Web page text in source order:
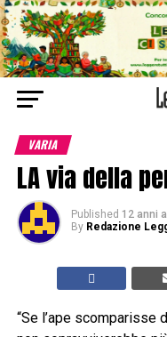
VARIA
LA via della
Published 12 anni
By Redazione
“Se l’ape scomparisse